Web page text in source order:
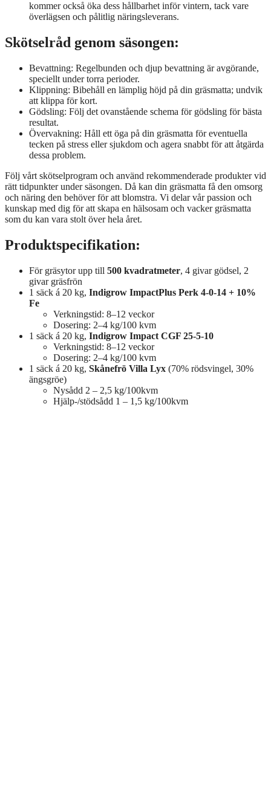
kommer också öka dess hållbarhet inför vintern, tack vare
överlägsen och pålitlig näringsleverans.
Skötselråd genom säsongen:
Bevattning: Regelbunden och djup bevattning är avgörande,
speciellt under torra perioder.
Klippning: Bibehåll en lämplig höjd på din gräsmatta; undvik
att klippa för kort.
Gödsling: Följ det ovanstående schema för gödsling för bästa
resultat.
Övervakning: Håll ett öga på din gräsmatta för eventuella
tecken på stress eller sjukdom och agera snabbt för att åtgärda
dessa problem.
Följ vårt skötselprogram och använd rekommenderade produkter vid
rätt tidpunkter under säsongen. Då kan din gräsmatta få den omsorg
och näring den behöver för att blomstra. Vi delar vår passion och
kunskap med dig för att skapa en hälsosam och vacker gräsmatta
som du kan vara stolt över hela året.
Produktspecifikation:
För gräsytor upp till 500 kvadratmeter, 4 givar gödsel, 2
givar gräsfrön
1 säck á 20 kg, Indigrow ImpactPlus Perk 4-0-14 + 10%
Fe
Verkningstid: 8–12 veckor
Dosering: 2–4 kg/100 kvm
1 säck á 20 kg, Indigrow Impact CGF 25-5-10
Verkningstid: 8–12 veckor
Dosering: 2–4 kg/100 kvm
1 säck á 20 kg, Skånefrö Villa Lyx (70% rödsvingel, 30%
ängsgröe)
Nysådd 2 – 2,5 kg/100kvm
Hjälp-/stödsådd 1 – 1,5 kg/100kvm